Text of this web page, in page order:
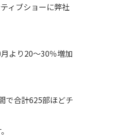
ィブショーに弊社
より20～30％増加
で合計625部ほどチ